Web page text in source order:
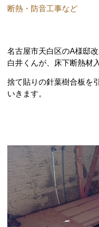
断熱・防音工事など
名古屋市天白区のA様邸
白井くんが、床下断熱材
捨て貼りの針葉樹合板を
いきます。